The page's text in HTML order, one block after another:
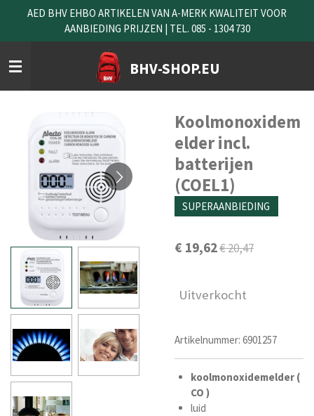
naar
de
hoofdinhoud
BHV-SHOP.EU
AED BHV EHBO ARTIKELEN VAN A-MERK KWALITEIT VOOR
AANBIEDING PRIJZEN | TEL. 085 - 1304 730
Koolmonoxidem
elder incl.
batterijen
(COEL1)
SUPERAANBIEDING
€ 19,62€ 20,47
Uitverkocht
Artikelnummer: 6901257
koolmonoxidemelder (
CO )
luid